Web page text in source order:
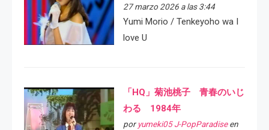
27 marzo 2026 a las 3:44
Yumi Morio / Tenkeyoho wa I
love U
「HQ」菊池桃子 青春のいじ
わる 1984年
por yumeki05 J-PopParadiseen